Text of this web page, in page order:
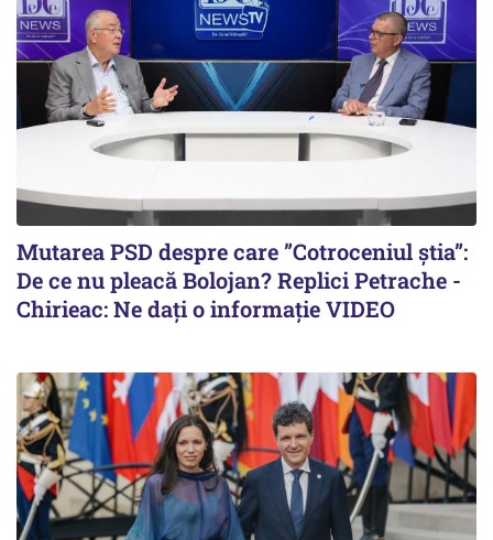
Mutarea PSD despre care ”Cotroceniul știa”:
De ce nu pleacă Bolojan? Replici Petrache -
Chirieac: Ne dați o informație VIDEO